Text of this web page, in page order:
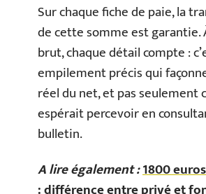
Sur chaque fiche de paie, la
de cette somme est garantie.
brut, chaque détail compte :
empilement précis qui
réel du net, et pas seulement
espérait percevoir en
bulletin.
A lire également :1800